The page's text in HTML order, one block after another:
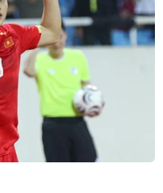
bộ sưu tập máy
dòng máy lọc nước
thiết kế đẹp, công
đa dạng phù hợp mọi